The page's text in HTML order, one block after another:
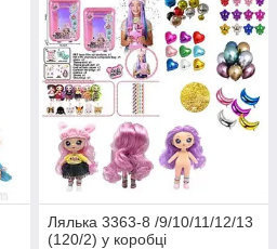
Лялька 3363-8 /9/10/11/12/13
(120/2) у коробці